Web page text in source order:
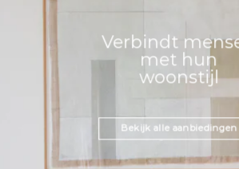
Verbindt
met hun
woonstijl
Bekijk alle aanbiedingen